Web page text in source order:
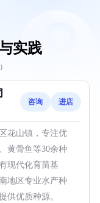
实践
咨询 进店
花山镇，专注优
黄骨鱼等30余种
现代化育苗基
地区专业水产种
供优质种源。